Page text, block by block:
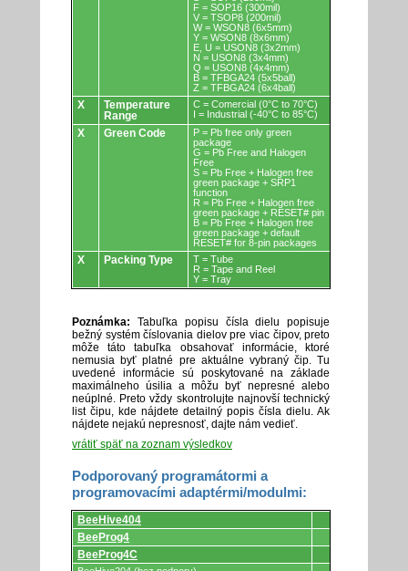
F = SOP16 (300mil)
V = TSOP8 (200mil)
W = WSON8 (6x5mm)
Y = WSON8 (8x6mm)
E, U = USON8 (3x2mm)
N = USON8 (3x4mm)
Q = USON8 (4x4mm)
B = TFBGA24 (5x5ball)
Z = TFBGA24 (6x4ball)
X
Temperature
Range
C = Comercial (0°C to 70°C)
I = Industrial (-40°C to 85°C)
X Green Code
P = Pb free only green
package
G = Pb Free and Halogen
Free
S = Pb Free + Halogen free
green package + SRP1
function
R = Pb Free + Halogen free
green package + RESET# pin
B = Pb Free + Halogen free
green package + default
RESET# for 8-pin packages
X Packing Type
T = Tube
R = Tape and Reel
Y = Tray
Poznámka: Tabuľka popisu čísla dielu popisuje
bežný systém číslovania dielov pre viac čipov, preto
môže táto tabuľka obsahovať informácie, ktoré
nemusia byť platné pre aktuálne vybraný čip. Tu
uvedené informácie sú poskytované na základe
maximálneho úsilia a môžu byť nepresné alebo
neúplné. Preto vždy skontrolujte najnovší technický
list čipu, kde nájdete detailný popis čísla dielu. Ak
nájdete nejakú nepresnosť, dajte nám vedieť.
vrátiť späť na zoznam výsledkov
Podporovaný programátormi a
programovacími adaptérmi/modulmi:
Podporovaný
programátormi
programovacími
adaptérmi/modulmi.
BeeHive404
BeeProg4
BeeProg4C